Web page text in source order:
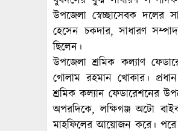
উপজেলা স্বেচ্ছাসেবক দলের
হেসেন চকদার, সাধারণ
ছিলেন।
উপজেলা শ্রমিক কল্যাণ
গোলাম রহমান খোকার।
শ্রমিক কল্যান ফেডারেশনের
অপরদিকে, লক্ষিগঞ্জ অটো
মাহফিলের আয়োজন করে। পরে